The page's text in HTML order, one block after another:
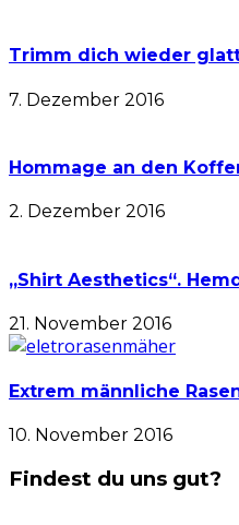
Trimm dich wieder
7. Dezember 2016
Hommage an den
2. Dezember 2016
„Shirt Aesthetics“.
21. November 2016
Extrem männliche
10. November 2016
Findest du uns gut?